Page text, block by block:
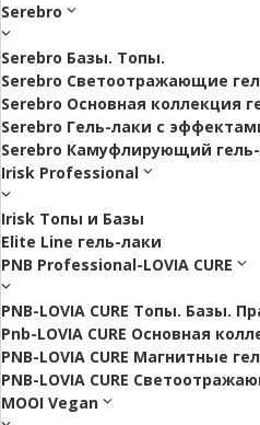
Serebro
Serebro Базы. Топы.
Serebro Светоотражающие
Serebro Основная коллекция
Serebro Гель-лаки с
Serebro Камуфлирующий
Irisk Professional
Irisk Топы и Базы
Elite Line гель-лаки
PNB Professional-LOVIA CURE
PNB-LOVIA CURE Топы. Базы.
Pnb-LOVIA CURE Основная
PNB-LOVIA CURE Магнитные
PNB-LOVIA CURE
MOOI Vegan